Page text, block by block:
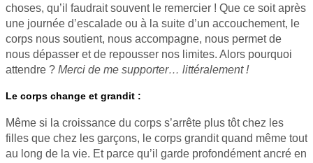
choses, qu’il faudrait souvent le remercier ! Que ce soit après
une journée d’escalade ou à la suite d’un accouchement, le
corps nous soutient, nous accompagne, nous permet de
nous dépasser et de repousser nos limites. Alors pourquoi
attendre ? Merci de me supporter… littéralement !
Le corps change et grandit :
Même si la croissance du corps s’arrête plus tôt chez les
filles que chez les garçons, le corps grandit quand même tout
au long de la vie. Et parce qu’il garde profondément ancré en